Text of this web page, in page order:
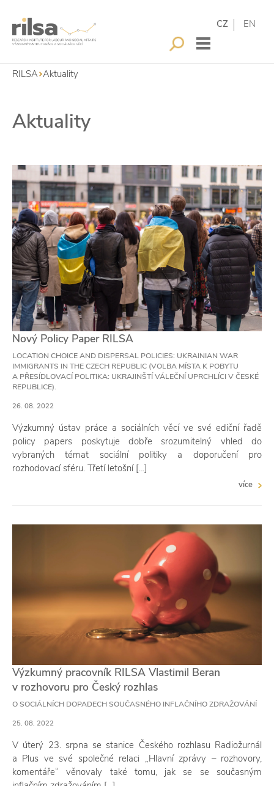
CZ EN
RILSA Aktuality
Aktuality
Nový Policy Paper RILSA
LOCATION CHOICE AND DISPERSAL POLICIES: UKRAINIAN WAR
IMMIGRANTS IN THE CZECH REPUBLIC (VOLBA MÍSTA K POBYTU
A PŘESÍDLOVACÍ POLITIKA: UKRAJINŠTÍ VÁLEČNÍ UPRCHLÍCI V ČESKÉ
REPUBLICE).
26. 08. 2022
Výzkumný ústav práce a sociálních věcí ve své ediční řadě
policy papers poskytuje dobře srozumitelný vhled do
vybraných témat sociální politiky a doporučení pro
rozhodovací sféru. Třetí letošní […]
více
Výzkumný pracovník RILSA Vlastimil Beran
v rozhovoru pro Český rozhlas
O SOCIÁLNÍCH DOPADECH SOUČASNÉHO INFLAČNÍHO ZDRAŽOVÁNÍ
25. 08. 2022
V úterý 23. srpna se stanice Českého rozhlasu Radiožurnál
a Plus ve své společné relaci „Hlavní zprávy – rozhovory,
komentáře“ věnovaly také tomu, jak se se současným